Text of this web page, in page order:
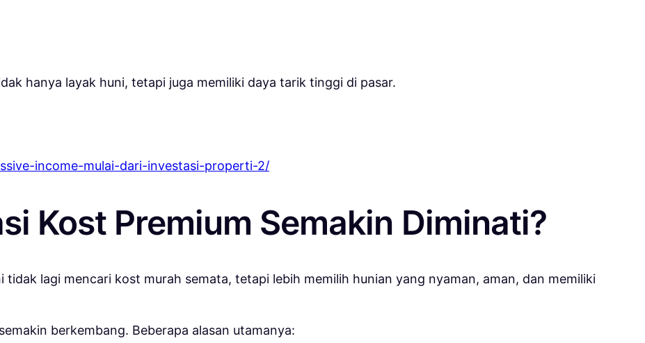
hanya layak huni, tetapi juga memiliki daya tarik tinggi di pasar.
income-mulai-dari-investasi-properti-2/
Kost Premium Semakin Diminati?
lagi mencari kost murah semata, tetapi lebih memilih hunian yang nyaman, aman, dan memiliki
berkembang. Beberapa alasan utamanya: